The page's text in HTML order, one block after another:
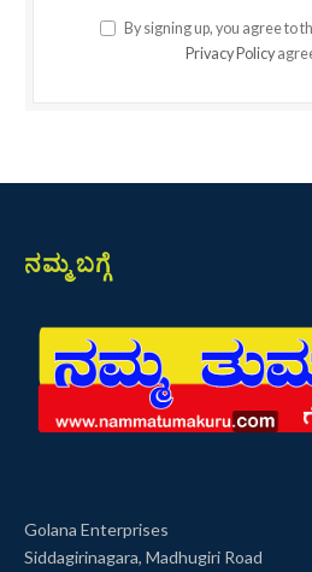
By signing up, you agree to
Privacy Policy
ನಮ್ಮ ಬಗ್ಗೆ
Golana Enterprises
Siddagirinagara, Madhugiri Road